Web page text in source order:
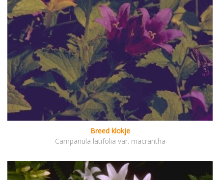
Breed klokje
Campanula latifolia var. macrantha